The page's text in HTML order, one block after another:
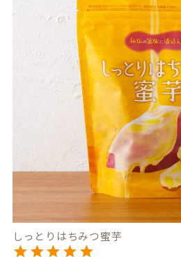
しっとりはちみつ蜜芋